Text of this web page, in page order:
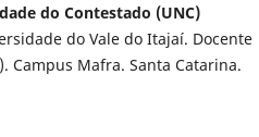
do Contestado (UNC)
do Vale do Itajaí. Docente
Campus Mafra. Santa Catarina.